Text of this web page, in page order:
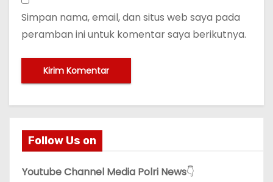
Simpan nama, email, dan situs web saya pada
peramban ini untuk komentar saya berikutnya.
Follow Us on
Youtube Channel Media Polri News👇